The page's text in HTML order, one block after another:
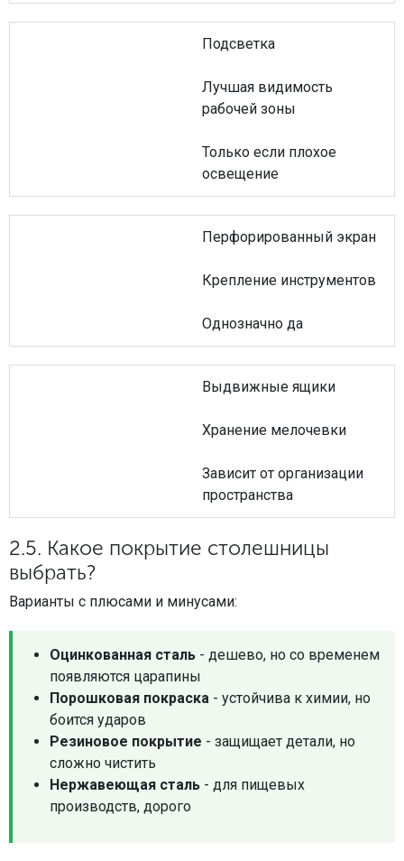
Подсветка
Лучшая видимость
рабочей зоны
Только если плохое
освещение
Перфорированный экран
Крепление инструментов
Однозначно да
Выдвижные ящики
Хранение мелочевки
Зависит от организации
пространства
2.5. Какое покрытие столешницы
выбрать?
Варианты с плюсами и минусами:
Оцинкованная сталь - дешево, но со временем
появляются царапины
Порошковая покраска - устойчива к химии, но
боится ударов
Резиновое покрытие - защищает детали, но
сложно чистить
Нержавеющая сталь - для пищевых
производств, дорого